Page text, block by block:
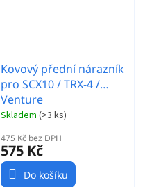
Kovový přední nárazník
pro SCX10 / TRX-4 /
Venture
Skladem (>3 ks)
475 Kč bez DPH
575 Kč
Do košíku